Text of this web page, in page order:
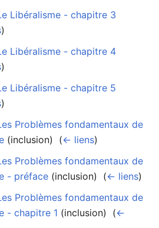
Libéralisme - chapitre 3
)
Libéralisme - chapitre 4
)
Libéralisme - chapitre 5
)
Problèmes fondamentaux de
(inclusion) ‎ (← liens)
Problèmes fondamentaux de
- préface (inclusion) ‎ (← liens)
Problèmes fondamentaux de
- chapitre 1 (inclusion) ‎ (←